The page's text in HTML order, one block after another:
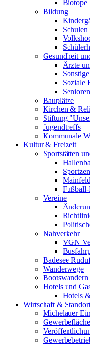
Biotope
Bildung
Schulen
Gesundheit
Ärzte
Soziale
Bauplätze
Kirchen &
Stiftung
Jugendtreffs
Kommunale
Kultur & Freizeit
Sportstätten
Vereine
Nahverkehr
VGN
Badesee
Wanderwege
Bootswandern
Hotels und
Hotels
Wirtschaft & Standort
Michelauer